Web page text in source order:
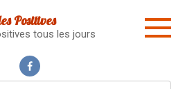
Positives
tous les jours